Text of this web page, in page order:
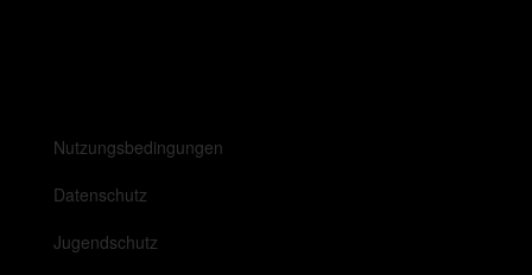
Nutzungsbedingungen
Datenschutz
Jugendschutz